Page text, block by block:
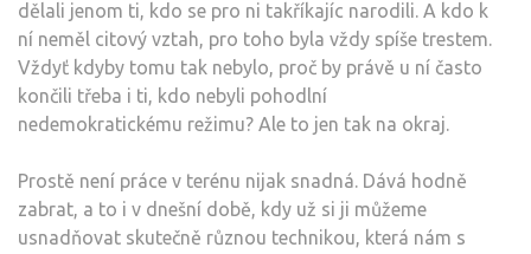
dělali jenom ti, kdo se pro ni takříkajíc narodili. A kdo k
ní neměl citový vztah, pro toho byla vždy spíše trestem.
Vždyť kdyby tomu tak nebylo, proč by právě u ní často
končili třeba i ti, kdo nebyli pohodlní
nedemokratickému režimu? Ale to jen tak na okraj.
Prostě není práce v terénu nijak snadná. Dává hodně
zabrat, a to i v dnešní době, kdy už si ji můžeme
usnadňovat skutečně různou technikou, která nám s